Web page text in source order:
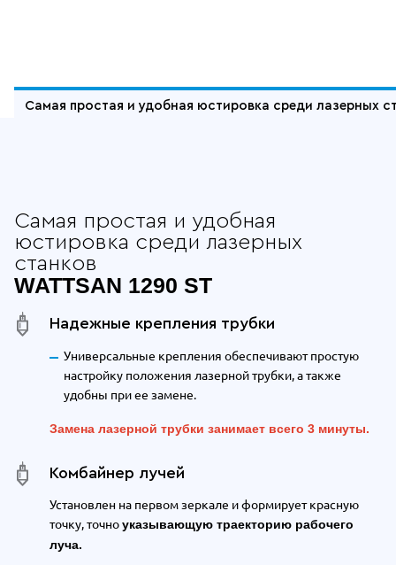
Отдельные преимущества Wattsan
Самая простая и удобная юстировка среди лазерных
Самая простая и удобная
юстировка среди лазерных
станков
WATTSAN 1290 ST
Надежные крепления трубки
Универсальные крепления обеспечивают простую
настройку положения лазерной трубки, а также
удобны при ее замене.
Замена лазерной трубки занимает всего 3 минуты.
Комбайнер лучей
Установлен на первом зеркале и формирует красную
точку, точноуказывающую траекторию рабочего
луча.